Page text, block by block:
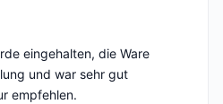
eingehalten, die Ware
und war sehr gut
empfehlen.